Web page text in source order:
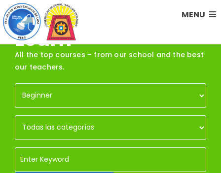
MENU
Online Courses to
Learn
All the top courses – from our school and the best
our teachers.